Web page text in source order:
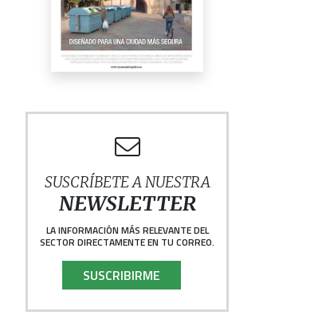
SUSCRÍBETE A NUESTRA
NEWSLETTER
LA INFORMACIÓN MÁS RELEVANTE DEL
SECTOR DIRECTAMENTE EN TU CORREO.
SUSCRIBIRME